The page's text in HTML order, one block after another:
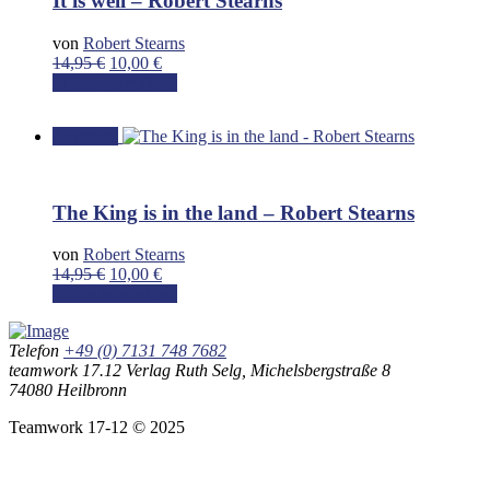
von Robert Stearns
14,95€ Ursprünglicher
10,00 €Aktueller
The King is in the land – Robert Stearns
von Robert Stearns
14,95€ Ursprünglicher
10,00 €Aktueller
Telefon +49 (0) 7131 748 7682
teamwork 17.12 Verlag Ruth Selg, Michelsbergstraße 8
74080 Heilbronn
Teamwork 17-12 © 2025